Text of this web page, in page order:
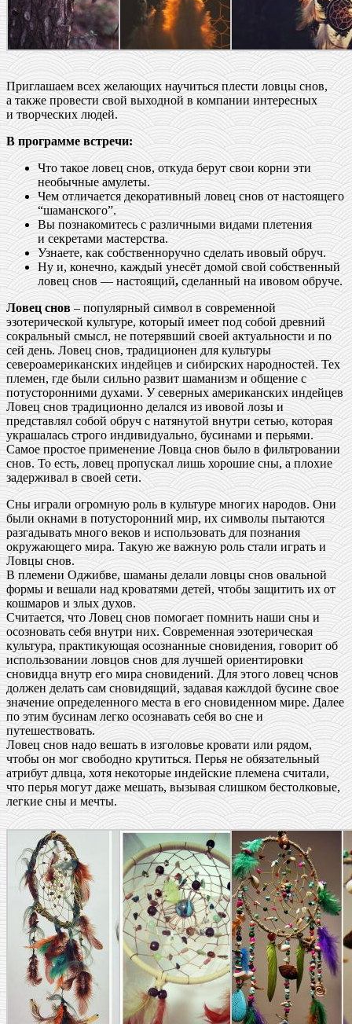
Приглашаем всех желающих научиться плести ловцы снов,
а также провести свой выходной в компании интересных
и творческих людей.
В программе встречи:
Что такое ловец снов, откуда берут свои корни эти
необычные амулеты.
Чем отличается декоративный ловец снов от настоящего
“шаманского”.
Вы познакомитесь с различными видами плетения
и секретами мастерства.
Узнаете, как собственноручно сделать ивовый обруч.
Ну и, конечно, каждый унесёт домой свой собственный
ловец снов — настоящий,сделанный на ивовом обруче.
Ловец снов – популярный символ в современной
эзотерической культуре, который имеет под собой древний
сокральный смысл, не потерявший своей актуальности и по
сей день. Ловец снов, традиционен для культуры
североамериканских индейцев и сибирских народностей. Тех
племен, где были сильно развит шаманизм и общение с
потусторонними духами. У северных американских индейцев
Ловец снов традиционно делался из ивовой лозы и
представлял собой обруч с натянутой внутри сетью, которая
украшалась строго индивидуально, бусинами и перьями.
Самое простое применение Ловца снов было в фильтровании
снов. То есть, ловец пропускал лишь хорошие сны, а плохие
задерживал в своей сети.
Сны играли огромную роль в культуре многих народов. Они
были окнами в потусторонний мир, их символы пытаются
разгадывать много веков и использовать для познания
окружающего мира. Такую же важную роль стали играть и
Ловцы снов.
В племени Оджибве, шаманы делали ловцы снов овальной
формы и вешали над кроватями детей, чтобы защитить их от
кошмаров и злых духов.
Считается, что Ловец снов помогает помнить наши сны и
осозновать себя внутри них. Современная эзотерическая
культура, практикующая осознанные сновидения, говорит об
использовании ловцов снов для лучшей ориентировки
сновидца внутр его мира сновидений. Для этого ловец чснов
должен делать сам сновидящий, задавая кажлдой бусине свое
значение определенного места в его сновиденном мире. Далее
по этим бусинам легко осознавать себя во сне и
путешествовать.
Ловец снов надо вешать в изголовье кровати или рядом,
чтобы он мог свободно крутиться. Перья не обязательный
атрибут длвца, хотя некоторые индейские племена считали,
что перья могут даже мешать, вызывая слишком бестолковые,
легкие сны и мечты.